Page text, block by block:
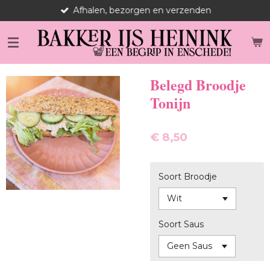
direct
naar
de
hoofdinhoud
Afhalen, bezorgen en verzenden
Belegd Broodje
Tonijn
€ 8,50
Soort Broodje
Soort Saus